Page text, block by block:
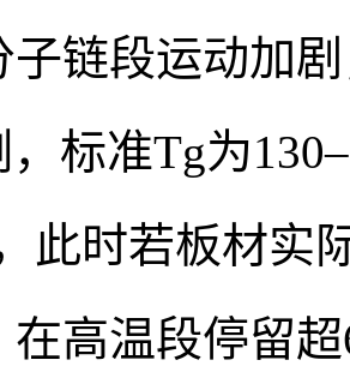
子链段运动加
，标准Tg为
此时若板材实
在高温段停留